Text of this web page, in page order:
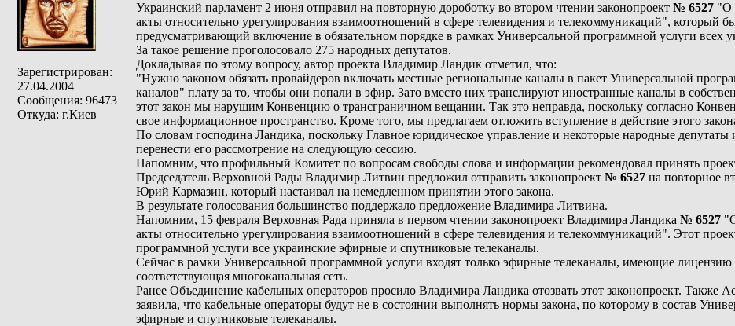
Зарегистрирован:
27.04.2004
Сообщения: 96473
Откуда: г.Киев
Украинский парламент 2 июня отправил на повторную дороботку во втором чтении законопроект № 6527 "О
акты относительно урегулирования взаимоотношений в сфере телевидения и телекоммуникаций",
предусматривающий включение в обязательном порядке в рамках Универсальной программной услуги всех
За такое решение проголосовало 275 народных депутатов.
Докладывая по этому вопросу, автор проекта Владимир Ландик отметил, что:
"Нужно законом обязать провайдеров включать местные региональные каналы в пакет Универсальной
каналов" плату за то, чтобы они попали в эфир. Зато вместо них транслируют иностранные каналы в
этот закон мы нарушим Конвенцию о трансграничном вещании. Так это неправда, поскольку согласно
свое информационное пространство. Кроме того, мы предлагаем отложить вступление в действие этого
По словам господина Ландика, поскольку Главное юридическое управление и некоторые народные депутаты
перенести его рассмотрение на следующую сессию.
Напомним, что профильный Комитет по вопросам свободы слова и информации рекомендовал принять
Председатель Верховной Рады Владимир Литвин предложил отправить законопроект № 6527 на повторное
Юрий Кармазин, который настаивал на немедленном принятии этого закона.
В результате голосования большинство поддержало предложение Владимира Литвина.
Напомним, 15 февраля Верховная Рада приняла в первом чтении законопроект Владимира Ландика № 6527
акты относительно урегулирования взаимоотношений в сфере телевидения и телекоммуникаций". Этот
программной услуги все украинские эфирные и спутниковые телеканалы.
Сейчас в рамки Универсальной программной услуги входят только эфирные телеканалы, имеющие лицензию
соответствующая многоканальная сеть.
Ранее Объединение кабельных операторов просило Владимира Ландика отозвать этот законопроект.
заявила, что кабельные операторы будут не в состоянии выполнять нормы закона, по которому в состав
эфирные и спутниковые телеканалы.